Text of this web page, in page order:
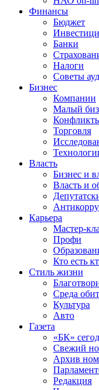
Финансы
Бюджет
Банки
Налоги
Советы
Бизнес
Компании
Малый
Торговля
Власть
Бизнес и
Власть и
Карьера
Мастер-
Профи
Кто есть
Стиль жизни
Среда
Культура
Авто
Газета
«БК»
Свежий
Архив
Редакция